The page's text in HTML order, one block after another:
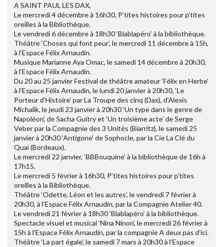
A SAINT PAUL LES DAX,
Le mercredi 4 décembre à 16h30, P’tites histoires pour p’tites
oreilles à la Bibliothèque.
Le vendredi 6 décembre à 18h30 ‘Blablapéro’ à la bibliothèque.
Théâtre ‘Choses qui font peur’, le mercredi 11 décembre à 15h,
à l’Espace Félix Arnaudin.
Musique Marianne Aya Omac, le samedi 14 décembre à 20h30,
à l’Espace Félix Arnaudin.
Du 20 au 25 janvier Festival de théâtre amateur ‘Félix en Herbe’
à l’Espace Félix Arnaudin, le lundi 20 janvier à 20h30, ‘Le
Porteur d’Histoire’ par La Troupe des cinq (Dax), d'Alexis
Michalik, le jeudi 23 janvier à 20h30 ‘Un type dans le genre de
Napoléon’, de Sacha Guitry et ‘Un troisième acte’ de Serge
Veber par la Compagnie des 3 Unités (Biarritz), le samedi 25
janvier à 20h30 ‘Antigone’ de Sophocle, par la Cie La Clé du
Quai (Bordeaux).
Le mercredi 22 janvier, ‘BBBouquine’ à la bibliothèque de 16h à
17h15.
Le mercredi 5 février à 16h30, P’tites histoires pour p’tites
oreilles à la Bibliothèque.
Théâtre ‘Odette, Léon et les autres’, le vendredi 7 février à
20h30, à l’Espace Félix Arnaudin, par la Compagnie Atelier 40.
Le vendredi 21 février à 18h30 ‘Blablapéro’ à la bibliothèque.
Spectacle visuel et musical ‘Nina Ninon’, le mercredi 26 février à
15h à l’Espace Félix Arnaudin, par la compagnie A deux pas d’ici.
Théâtre ‘La part égale’, le samedi 7 mars à 20h30 à l’Espace